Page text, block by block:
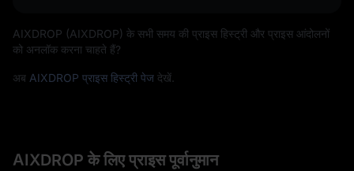
AIXDROP (AIXDROP) के सभी समय की प्राइस हिस्ट्री और प्राइस आंदोलनों
को अनलॉक करना चाहते हैं?
अब AIXDROP प्राइस हिस्ट्री पेज देखें.
AIXDROP के लिए प्राइस पूर्वानुमान